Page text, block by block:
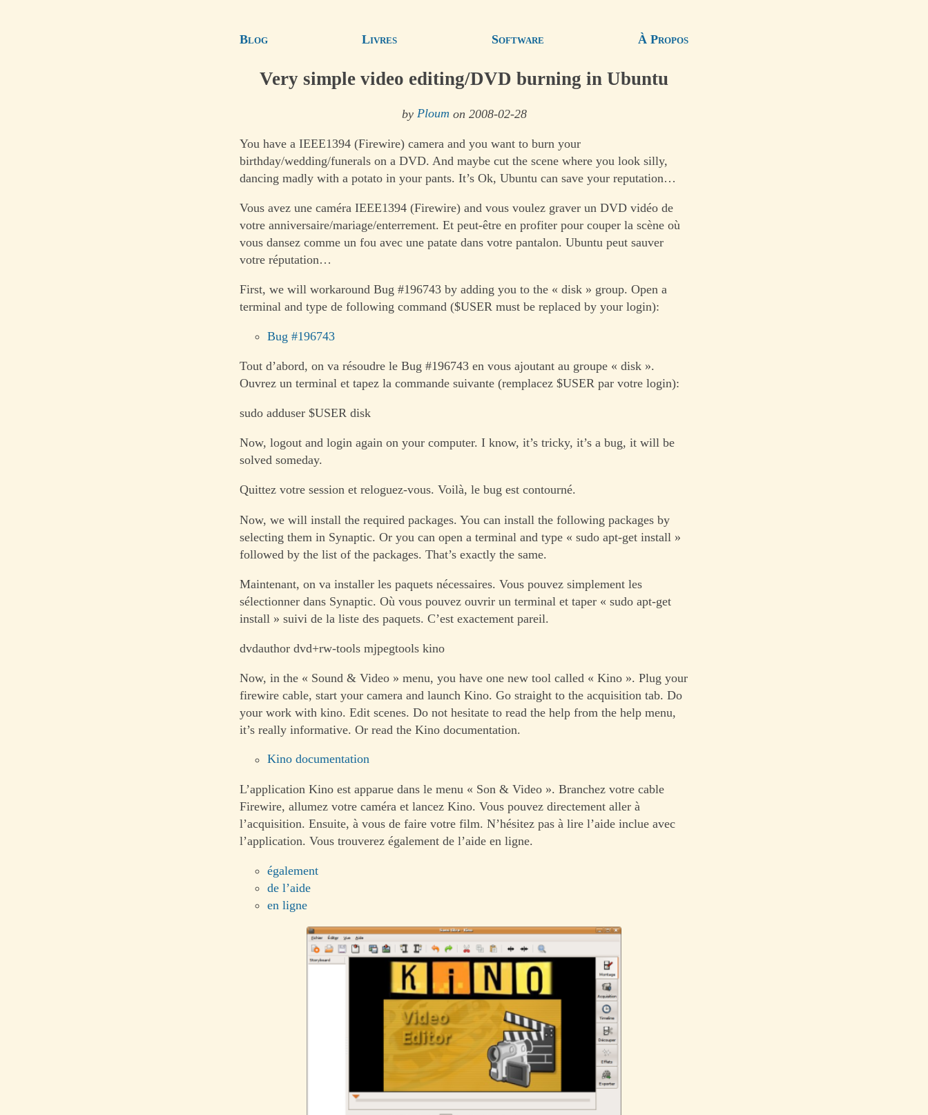
Blog Livres Software À Propos
Very simple video editing/DVD burning in Ubuntu
by Ploum on 2008-02-28
You have a IEEE1394 (Firewire) camera and you want to burn your
birthday/wedding/funerals on a DVD. And maybe cut the scene where you look silly,
dancing madly with a potato in your pants. It’s Ok, Ubuntu can save your reputation…
Vous avez une caméra IEEE1394 (Firewire) and vous voulez graver un DVD vidéo de
votre anniversaire/mariage/enterrement. Et peut-être en profiter pour couper la scène où
vous dansez comme un fou avec une patate dans votre pantalon. Ubuntu peut sauver
votre réputation…
First, we will workaround Bug #196743 by adding you to the « disk » group. Open a
terminal and type de following command ($USER must be replaced by your login):
Bug #196743
Tout d’abord, on va résoudre le Bug #196743 en vous ajoutant au groupe « disk ».
Ouvrez un terminal et tapez la commande suivante (remplacez $USER par votre login):
sudo adduser $USER disk
Now, logout and login again on your computer. I know, it’s tricky, it’s a bug, it will be
solved someday.
Quittez votre session et reloguez-vous. Voilà, le bug est contourné.
Now, we will install the required packages. You can install the following packages by
selecting them in Synaptic. Or you can open a terminal and type « sudo apt-get install »
followed by the list of the packages. That’s exactly the same.
Maintenant, on va installer les paquets nécessaires. Vous pouvez simplement les
sélectionner dans Synaptic. Où vous pouvez ouvrir un terminal et taper « sudo apt-get
install » suivi de la liste des paquets. C’est exactement pareil.
dvdauthor dvd+rw-tools mjpegtools kino
Now, in the « Sound & Video » menu, you have one new tool called « Kino ». Plug your
firewire cable, start your camera and launch Kino. Go straight to the acquisition tab. Do
your work with kino. Edit scenes. Do not hesitate to read the help from the help menu,
it’s really informative. Or read the Kino documentation.
Kino documentation
L’application Kino est apparue dans le menu « Son & Video ». Branchez votre cable
Firewire, allumez votre caméra et lancez Kino. Vous pouvez directement aller à
l’acquisition. Ensuite, à vous de faire votre film. N’hésitez pas à lire l’aide inclue avec
l’application. Vous trouverez également de l’aide en ligne.
également
de l’aide
en ligne